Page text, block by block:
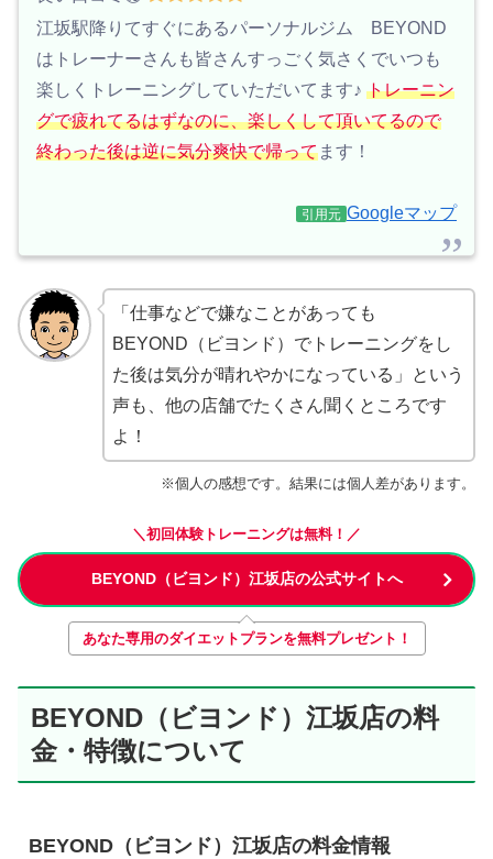
江坂駅降りてすぐにあるパーソナルジム BEYOND
はトレーナーさんも皆さんすっごく気さくでいつも
楽しくトレーニングしていただいてます♪ トレーニン
グで疲れてるはずなのに、楽しくして頂いてるので
終わった後は逆に気分爽快で帰ってます！
引用元 Googleマップ
「仕事などで嫌なことがあっても
BEYOND（ビヨンド）でトレーニングをし
た後は気分が晴れやかになっている」という
声も、他の店舗でたくさん聞くところです
よ！
※個人の感想です。結果には個人差があります。
＼初回体験トレーニングは無料！／
BEYOND（ビヨンド）江坂店の公式サイトへ
あなた専用のダイエットプランを無料プレゼント！
BEYOND（ビヨンド）江坂店の料
金・特徴について
BEYOND（ビヨンド）江坂店の料金情報